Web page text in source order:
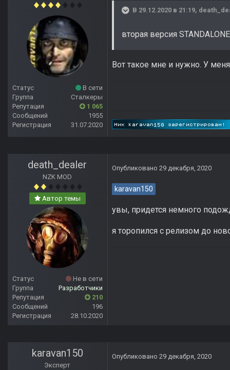
Статус
В сети
Группа
Сталкеры
Репутация
1 065
Сообщений
1955
Регистрация
31.07.2020
В 29.12.2020 в 21:19,
вторая версия
Вот такое мне и нужно. У
death_dealer
NZK MOD
Автор темы
Статус
Не в сети
Группа
Разработчики
Репутация
210
Сообщений
196
Регистрация
28.10.2020
Опубликовано 29 декабря, 2020
karavan150
увы, придется немного
я торопился с релизом до
karavan150
Эксперт
Опубликовано 29 декабря, 2020